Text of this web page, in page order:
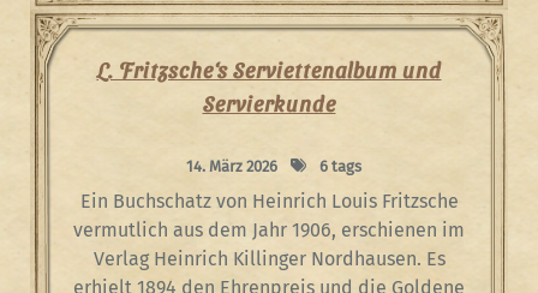
L. Fritzsche‘s Serviettenalbum und
Servierkunde
14. März 2026 6 tags
Ein Buchschatz von Heinrich Louis Fritzsche
vermutlich aus dem Jahr 1906, erschienen im
Verlag Heinrich Killinger Nordhausen. Es
erhielt 1894 den Ehrenpreis und die Goldene